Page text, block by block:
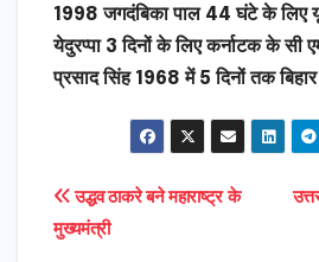
1998जगदंबिका पाल44घंटे के लिए
येदुरप्पा3दिनों के लिए कर्नाटक के सी
प्रसाद सिंह1968में5दिनों तक बिहार
Post
navigation
उद्धव ठाकरे बने महाराष्ट्र के
मुख्यमंत्री